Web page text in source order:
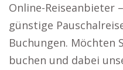
Online-Reiseanbieter
günstige
Buchungen. Möchten
buchen und dabei